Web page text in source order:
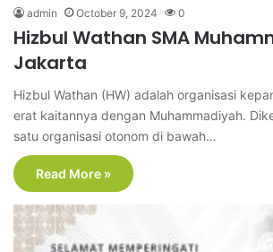
admin October 9, 2024 0
Hizbul Wathan SMA
Jakarta
Hizbul Wathan (HW) adalah organisasi
erat kaitannya dengan Muhammadiyah.
satu organisasi otonom di bawah…
Read More »